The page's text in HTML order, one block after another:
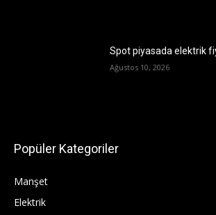
Spot piyasada elektrik
Ağustos 10, 2026
Popüler Kategoriler
Manşet
Elektrik